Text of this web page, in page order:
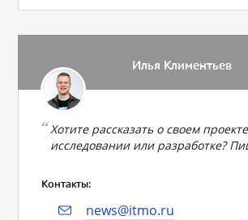
Илья Климентьев
Хотите рассказать о своем
исследовании или разработке?
Контакты:
news@itmo.ru